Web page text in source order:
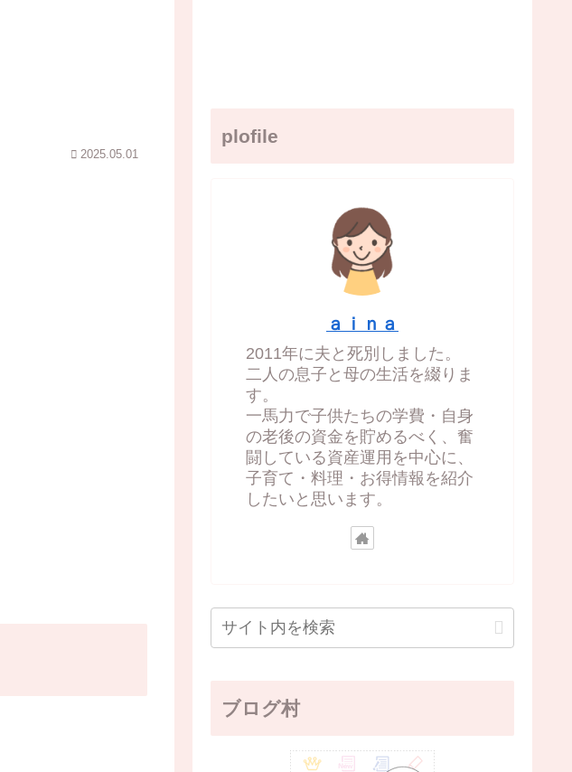
2025.05.01
plofile
ａｉｎａ
2011年に夫と死別しました。
二人の息子と母の生活を綴りま
す。
一馬力で子供たちの学費・自身
の老後の資金を貯めるべく、奮
闘している資産運用を中心に、
子育て・料理・お得情報を紹介
したいと思います。
ブログ村